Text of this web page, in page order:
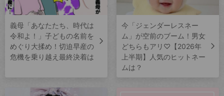
義母「あなたたち、時代は
令和よ！」子どもの名前を
めぐり大揉め！切迫早産の
危機を乗り越え最終決着は
今「ジェンダーレスネー
ム」が空前のブーム！男女
どちらもアリ♡【2026年
上半期】人気のヒットネー
ムは？